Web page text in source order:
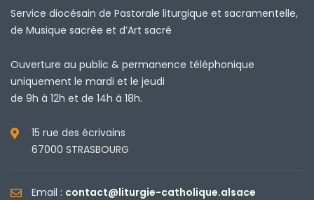
Service diocésain de Pastorale liturgique et sacramentelle,
de Musique sacrée et d’Art sacré
Ouverture au public & permanence téléphonique
uniquement le mardi et le jeudi
de 9h à 12h et de 14h à 18h.
15 rue des écrivains
67000 STRASBOURG
Email : contact@liturgie-catholique.alsace